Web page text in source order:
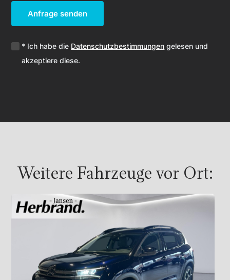
Anfrage senden
* Ich habe die Datenschutzbestimmungen gelesen und
akzeptiere diese.
Weitere Fahrzeuge vor Ort: